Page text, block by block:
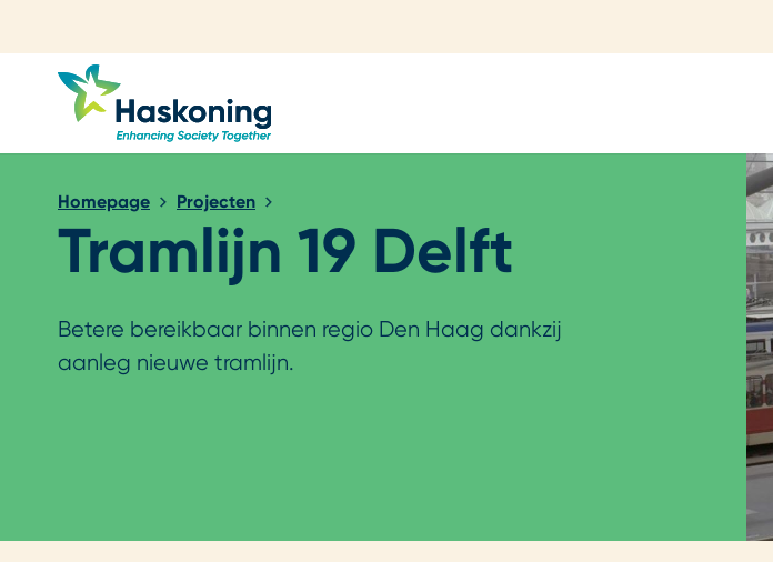
Homepage Projecten
Tramlijn 19 Delft
Betere bereikbaar binnen regio Den Haag dankzij
aanleg nieuwe tramlijn.